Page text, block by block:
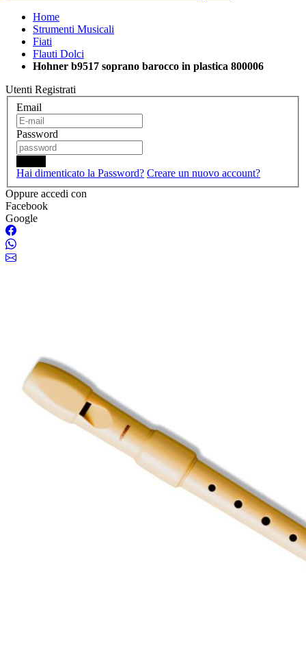
Home
Strumenti Musicali
Fiati
Flauti Dolci
Hohner b9517 soprano barocco in plastica 800006
Utenti Registrati
Email
Password
Hai dimenticato la Password? Creare un nuovo account?
Oppure accedi con
Facebook
Google